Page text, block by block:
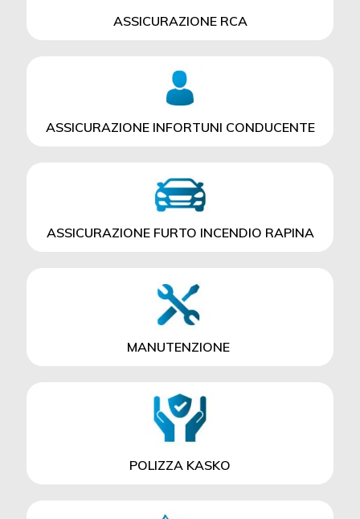
ASSICURAZIONE RCA
ASSICURAZIONE INFORTUNI CONDUCENTE
ASSICURAZIONE FURTO INCENDIO RAPINA
MANUTENZIONE
POLIZZA KASKO